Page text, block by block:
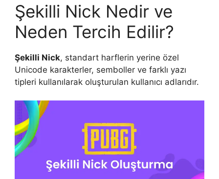
Şekilli Nick Nedir ve
Neden Tercih Edilir?
Şekilli Nick, standart harflerin yerine özel
Unicode karakterler, semboller ve farklı yazı
tipleri kullanılarak oluşturulan kullanıcı adlarıdır.